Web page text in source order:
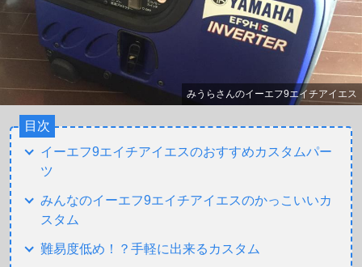
みうらさんのイーエフ9エイチアイエス
目次
イーエフ9エイチアイエスのおすすめカスタムパー
ツ
みんなのイーエフ9エイチアイエスのかっこいいカ
スタム
難易度低め！？手軽に出来るカスタム